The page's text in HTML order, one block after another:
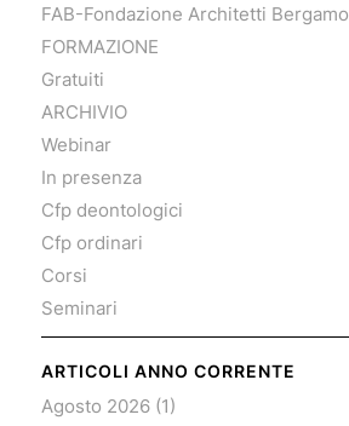
FAB-Fondazione Architetti Bergamo
FORMAZIONE
Gratuiti
ARCHIVIO
Webinar
In presenza
Cfp deontologici
Cfp ordinari
Corsi
Seminari
ARTICOLI ANNO CORRENTE
Agosto 2026(1)